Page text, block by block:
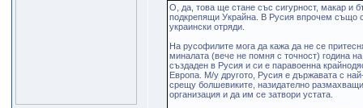
О, да, това ще стане със сигурност, макар и
подкрепящи Украйна. В Русия впрочем също
украински отряди.
На русофилите мога да кажа да не се
миналата (вече не помня с точност) година
създаден в Русия и си е паравоенна
Европа. М/у другото, Русия е държавата с
срещу болшевиките, назидателно
организация и да им се затвори устата.